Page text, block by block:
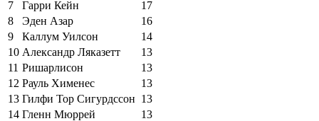
7
Гарри Кейн
17
8
Эден Азар
16
9
Каллум Уилсон
14
10 Александр Ляказетт
13
11 Ришарлисон
13
12 Рауль Хименес
13
13 Гилфи Тор Сигурдссон 13
14 Гленн Мюррей
13